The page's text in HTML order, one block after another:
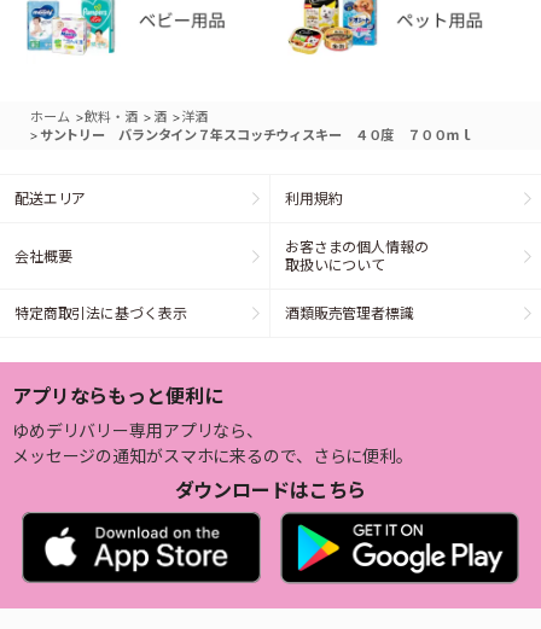
ホーム >飲料・酒 > 酒 >洋酒
> サントリー バランタイン７年スコッチウィスキー ４０度 ７００ｍｌ
配送エリア 利用規約
会社概要
お客さまの個人情報の
取扱いについて
特定商取引法に基づく表示 酒類販売管理者標識
アプリならもっと便利に
ゆめデリバリー専用アプリなら、
メッセージの通知がスマホに来るので、さらに便利。
ダウンロードはこちら